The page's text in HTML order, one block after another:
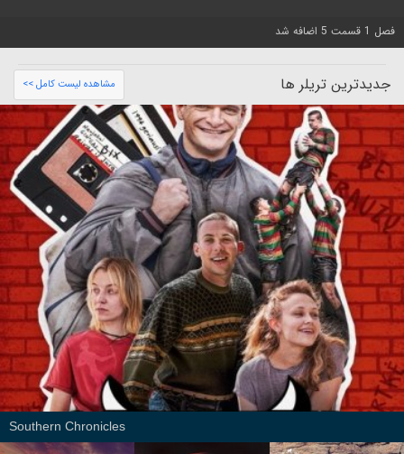
فصل 1 قسمت 5 اضافه شد
جدیدترین تریلر ها مشاهده لیست کامل >>
Southern Chronicles